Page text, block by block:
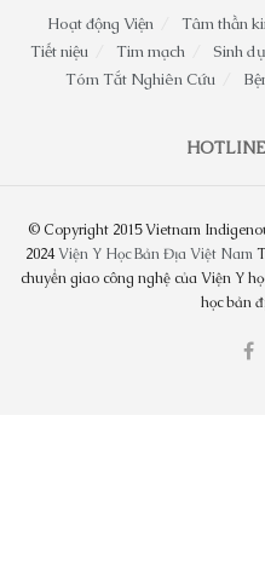
Hoạt động Viện Tâm thần
Tiết niệu
Tim mạch Sinh
Tóm Tắt Nghiên Cứu
© Copyright 2015 Vietnam
2024Viện Y Học Bản Địa Việt Nam
chuyển giao công nghệ của Viện Y
học bản